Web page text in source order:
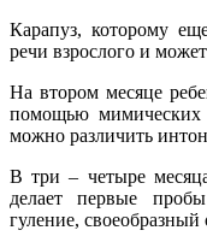
Карапуз, которому
речи взрослого и
На втором месяце
помощью мимических
можно различить
В три – четыре
делает первые
гуление,